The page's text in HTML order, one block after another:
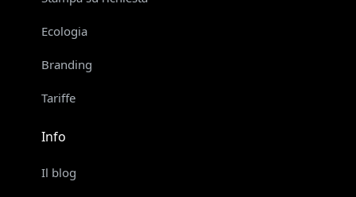
Ecologia
Branding
Tariffe
Info
Il blog